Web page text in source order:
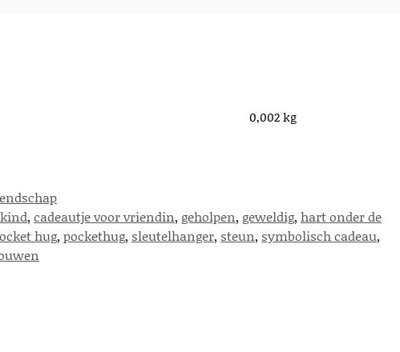
0,002 kg
, cadeautje voor vriendin, geholpen, geweldig, hart onder de
hug, pockethug, sleutelhanger, steun, symbolisch cadeau,